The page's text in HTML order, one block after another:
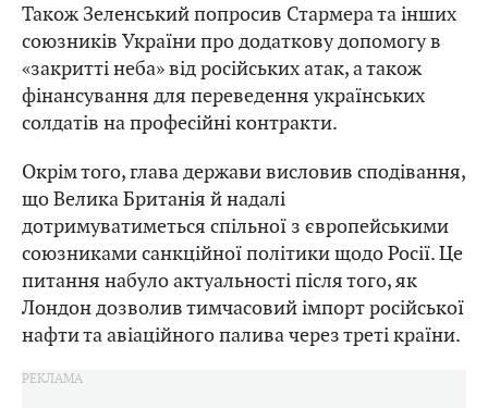
Також Зеленський попросив Стармера та інших
союзників України про додаткову допомогу в
«закритті неба» від російських атак, а також
фінансування для переведення українських
солдатів на професійні контракти.
Окрім того, глава держави висловив сподівання,
що Велика Британія й надалі
дотримуватиметься спільної з європейськими
союзниками санкційної політики щодо Росії. Це
питання набуло актуальності після того, як
Лондон дозволив тимчасовий імпорт російської
нафти та авіаційного палива через треті країни.